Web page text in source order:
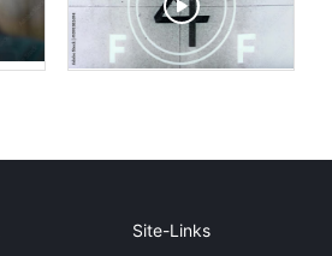
Site-Links